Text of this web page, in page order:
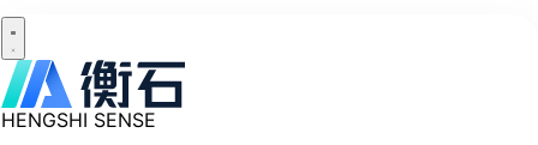
HENGSHI SENSE